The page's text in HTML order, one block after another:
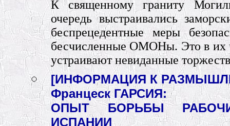
К священному граниту
очередь выстраивались
беспрецедентные меры
бесчисленные ОМОНы. Это в их
устраивают невиданные
[ИНФОРМАЦИЯ К
Францеск ГАРСИЯ:
ОПЫТ БОРЬБЫ
ИСПАНИИ